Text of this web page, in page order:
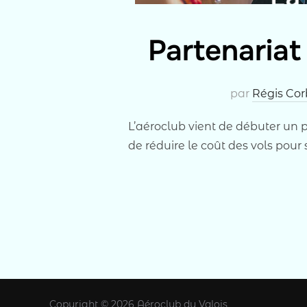
par Régis
L’aéroclub vient de débuter
de réduire le coût des vols